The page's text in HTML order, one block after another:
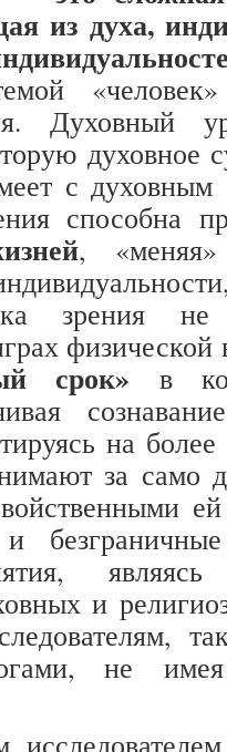
из духа,
Духовный
духовное
с
способна
,
зрения
физической
срок» в
на
за само
и
не